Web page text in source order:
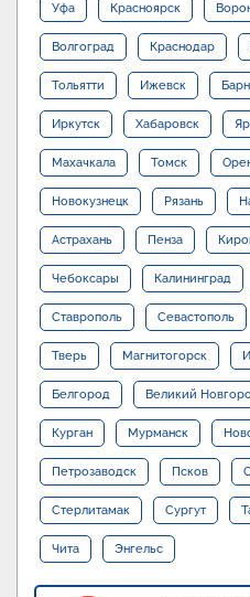
Уфа Красноярск
Волгоград Краснодар
Тольятти Ижевск
Иркутск Хабаровск
Махачкала Томск
Новокузнецк Рязань
Астрахань Пенза
Чебоксары Калининград
Ставрополь Севастополь
Тверь Магнитогорск
Белгород Великий
Курган Мурманск
Петрозаводск Псков
Стерлитамак Сургут
Чита Энгельс